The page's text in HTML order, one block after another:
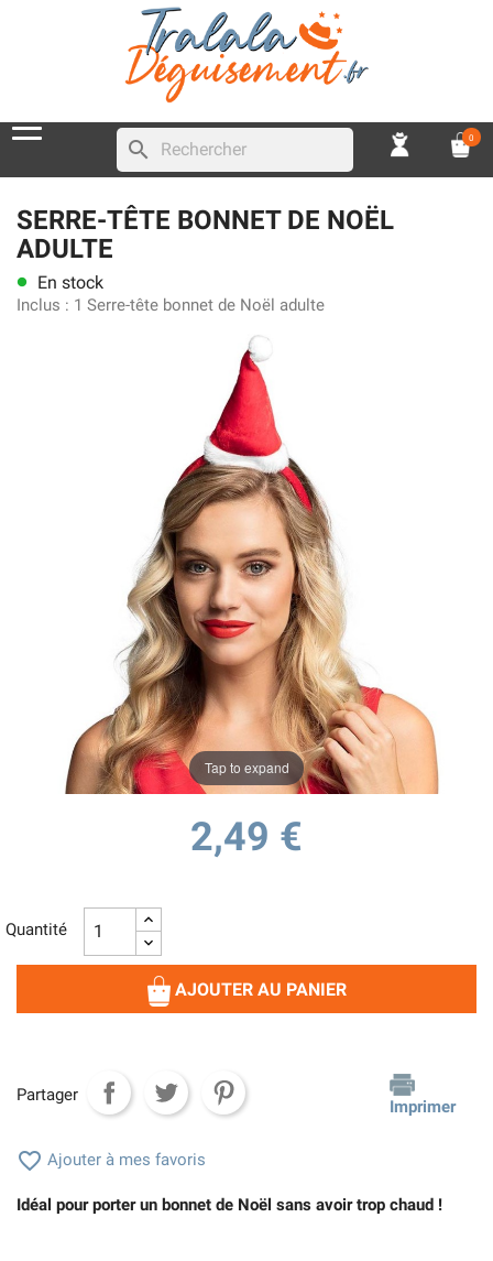
search 0
SERRE-TÊTE BONNET DE NOËL
ADULTE
lens En stock
Inclus : 1 Serre-tête bonnet de Noël adulte
Tap to expand
2,49 €
Quantité
AJOUTER AU PANIER
Partager
Imprimer
 Ajouter à mes favoris
Idéal pour porter un bonnet de Noël sans avoir trop chaud !